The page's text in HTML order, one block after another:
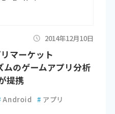
2014年12月10日
マーケット
ムのゲームアプリ分析
提携
Android # アプリ